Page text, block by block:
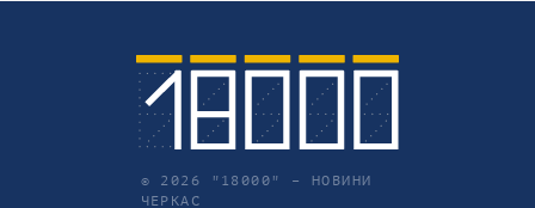
© 2026 "18000" – НОВИНИ
ЧЕРКАС